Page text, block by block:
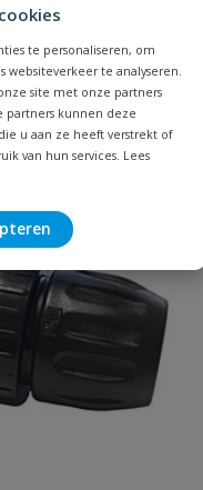
te personaliseren, om
te analyseren.
site met onze partners
partners kunnen deze
u aan ze heeft verstrekt of
van hun services. Lees
buitendraad